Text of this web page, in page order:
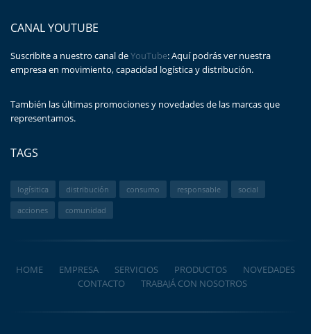
CANAL YOUTUBE
Suscribite a nuestro canal deYouTube: Aquí podrás ver nuestra
empresa en movimiento, capacidad logística y distribución.
También las últimas promociones y novedades de las marcas que
representamos.
TAGS
logísitica distribución consumo responsable
social
acciones
comunidad
HOME EMPRESA SERVICIOS PRODUCTOS
NOVEDADES
CONTACTO
TRABAJÁ CON NOSOTROS